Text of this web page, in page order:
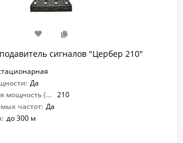
сигналов "Цербер 210"
Да
Общая выходная мощность (Вт): 210
частот: Да
до 300 м